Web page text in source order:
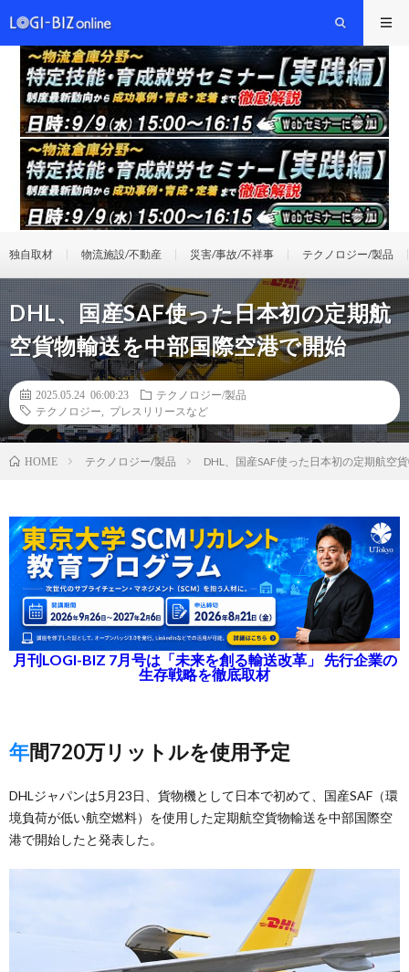
独自取材 物流施設/不動産 災害/事故/不祥事 テクノロジー/製品
DHL、国産SAF使った日本初の定期航
空貨物輸送を中部国際空港で開始
2025.05.24 06:00:23
テクノロジー/製品
テクノロジー
プレスリリースなど
HOME テクノロジー/製品 DHL、国産SAF使った日本初の定期航空
月刊LOGI-BIZ 7月号は「未来を創る輸送改革」 先行企業の
生存戦略を徹底取材
年間720万リットルを使用予定
DHLジャパンは5月23日、貨物機として日本で初めて、国産SAF（環
境負荷が低い航空燃料）を使用した定期航空貨物輸送を中部国際空
港で開始したと発表した。